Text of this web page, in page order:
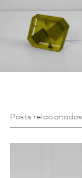
Posts relacionados